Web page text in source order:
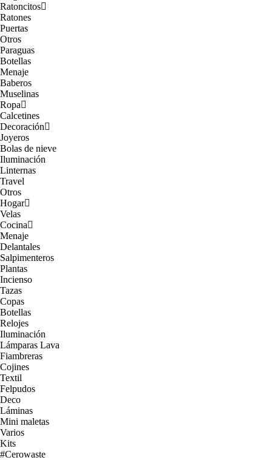
Ratoncitos
Ratones
Puertas
Otros
Paraguas
Botellas
Menaje
Baberos
Muselinas
Ropa
Calcetines
Decoración
Joyeros
Bolas de nieve
Iluminación
Linternas
Travel
Otros
Hogar
Velas
Cocina
Menaje
Delantales
Salpimenteros
Plantas
Incienso
Tazas
Copas
Botellas
Relojes
Iluminación
Lámparas Lava
Fiambreras
Cojines
Textil
Felpudos
Deco
Láminas
Mini maletas
Varios
Kits
#Cerowaste